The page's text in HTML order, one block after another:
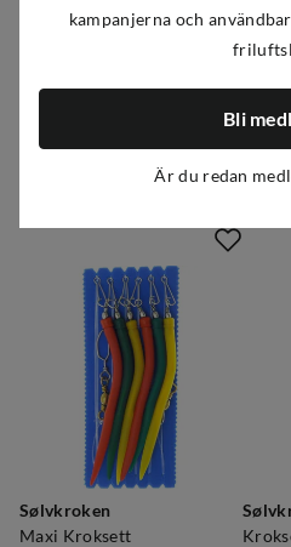
Leverantörens artikelnummer
Liknande produkter
Sølvkroken
Maxi Kroksett
kampanjerna och
Bli
Är du redan